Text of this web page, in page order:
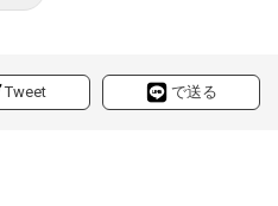
Tweet で送る